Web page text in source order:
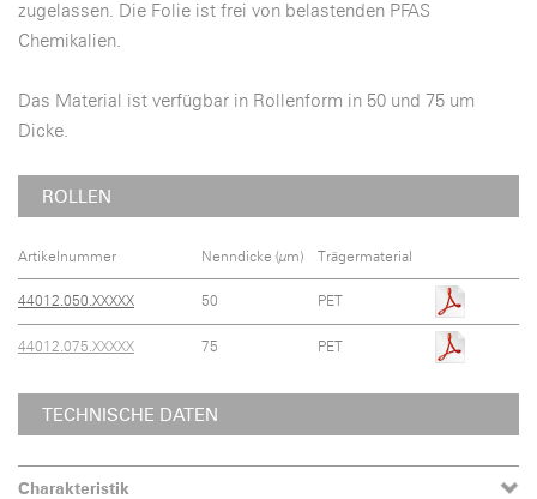
zugelassen. Die Folie ist frei von belastenden PFAS
Chemikalien.
Das Material ist verfügbar in Rollenform in 50 und 75 um
Dicke.
ROLLEN
Artikelnummer Nenndicke (µm) Trägermaterial
44012.050.XXXXX 50 PET
44012.075.XXXXX 75 PET
TECHNISCHE DATEN
Charakteristik